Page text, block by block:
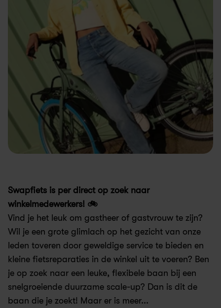
Swapfiets is per direct op zoek naar
winkelmedewerkers! 🚲
Vind je het leuk om gastheer of gastvrouw te zijn?
Wil je een grote glimlach op het gezicht van onze
leden toveren door geweldige service te bieden en
kleine fietsreparaties in de winkel uit te voeren? Ben
je op zoek naar een leuke, flexibele baan bij een
snelgroeiende duurzame scale-up? Dan is dit de
baan die je zoekt! Maar er is meer...